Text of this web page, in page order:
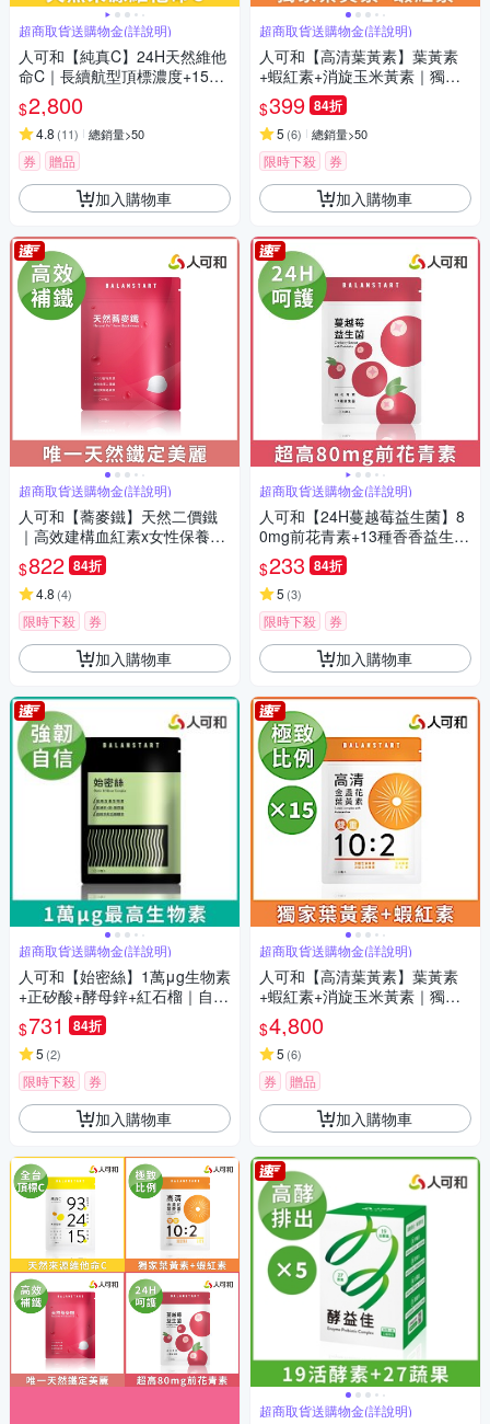
超商取貨送購物金(詳說明)
人可和【純真C】24H天然維他
命C｜長續航型頂標濃度+15分
快吸收｜台灣第一家引進更勝
日本化學C 發泡錠｜維他命 PU
REWAY-C®｜永豐集團
$2,800
4.8 (11) 總銷量>50
券 贈品
加入購物車
超商取貨送購物金(詳說明)
人可和【蕎麥鐵】天然二價鐵
｜高效建構血紅素x女性保養x
懷孕期必備x月月順好朋友｜天
然效果好過螯合鐵｜永豐集團
$822 84折
4.8 (4)
限時下殺 券
加入購物車
超商取貨送購物金(詳說明)
人可和【始密絲】1萬μg生物素
+正矽酸+酵母鋅+紅石榴｜自信
關鍵增進皮膚與黏膜健康媲美
落健｜永豐集團
$731 84折
5 (2)
限時下殺 券
加入購物車
超商取貨送購物金(詳說明)
人可和【高清葉黃素】葉黃素
+蝦紅素+消旋玉米黃素｜獨家
晶亮複方x實證極致比例｜護明
更勝超視王PPLS｜永豐集團
$399 84折
5 (6) 總銷量>50
限時下殺 券
加入購物車
超商取貨送購物金(詳說明)
人可和【24H蔓越莓益生菌】8
0mg前花青素+13種香香益生菌
｜女性呵護效益遠高於優鮮沛
｜永豐集團
$233 84折
5 (3)
限時下殺 券
加入購物車
超商取貨送購物金(詳說明)
人可和【高清葉黃素】葉黃素
+蝦紅素+消旋玉米黃素｜獨家
晶亮複方x實證極致比例｜護明
更勝超視王PPLS｜永豐集團
$4,800
5 (6)
券 贈品
加入購物車
超商取貨送購物金(詳說明)